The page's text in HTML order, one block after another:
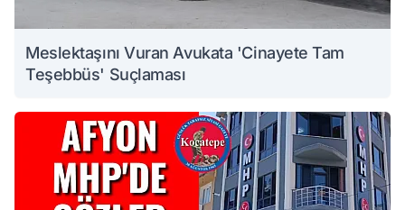
Meslektaşını Vuran Avukata 'Cinayete Tam
Teşebbüs' Suçlaması